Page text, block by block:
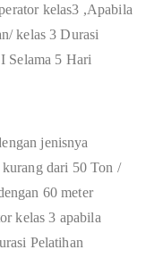
kelas3 ,Apabila
kelas 3 Durasi
Selama 5 Hari
jenisnya
dari 50 Ton /
60 meter
kelas 3 apabila
Pelatihan